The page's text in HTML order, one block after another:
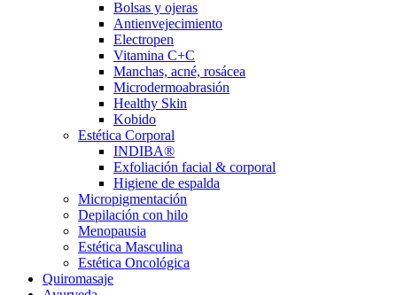
Bolsas y ojeras
Antienvejecimiento
Electropen
Vitamina C+C
Manchas, acné, rosácea
Microdermoabrasión
Healthy Skin
Kobido
Estética Corporal
INDIBA®
Exfoliación facial & corporal
Higiene de espalda
Micropigmentación
Depilación con hilo
Menopausia
Estética Masculina
Estética Oncológica
Quiromasaje